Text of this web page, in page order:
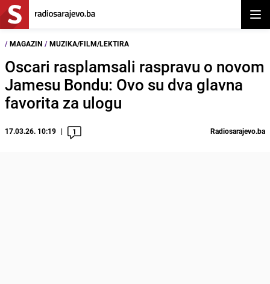
/ MAGAZIN / MUZIKA/FILM/LEKTIRA
Oscari rasplamsali raspravu o novom
Jamesu Bondu: Ovo su dva glavna
favorita za ulogu
17.03.26. 10:19 1 Radiosarajevo.ba